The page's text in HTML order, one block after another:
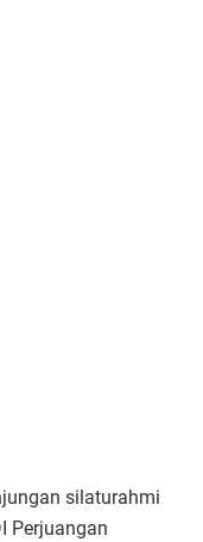
silaturahmi
Perjuangan